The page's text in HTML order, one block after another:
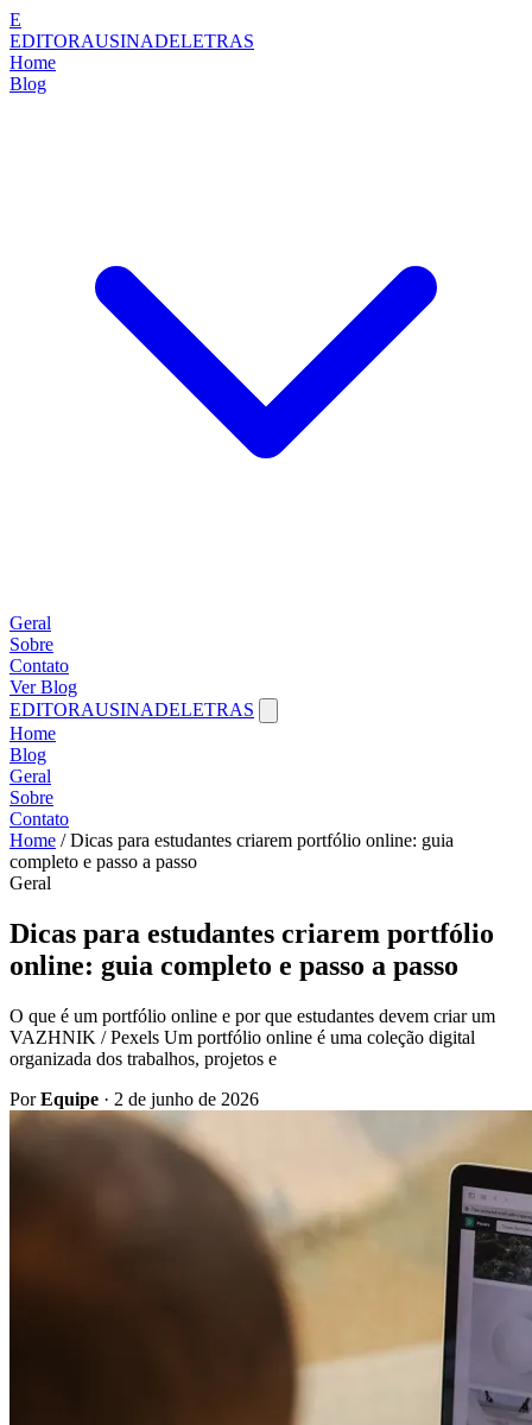
E
EDITORAUSINADELETRAS
Home
Blog
Geral
Sobre
Contato
Ver Blog
EDITORAUSINADELETRAS
Home
Blog
Geral
Sobre
Contato
Home / Dicas para estudantes criarem portfólio online: guia
completo e passo a passo
Geral
Dicas para estudantes criarem portfólio
online: guia completo e passo a passo
O que é um portfólio online e por que estudantes devem criar um
VAZHNIK / Pexels Um portfólio online é uma coleção digital
organizada dos trabalhos, projetos e
PorEquipe · 2 de junho de 2026